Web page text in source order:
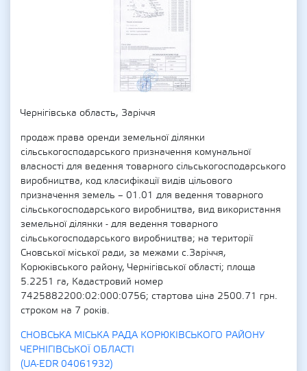
Чернігівська область, Заріччя
продаж права оренди земельної ділянки
сільськогосподарського призначення комунальної
власності для ведення товарного сільськогосподарського
виробництва, код класифікації видів цільового
призначення земель – 01.01 для ведення товарного
сільськогосподарського виробництва, вид використання
земельної ділянки - для ведення товарного
сільськогосподарського виробництва; на території
Сновської міської ради, за межами с.Заріччя,
Корюківського району, Чернігівської області; площа
5.2251 га, Кадастровий номер
7425882200:02:000:0756; стартова ціна 2500.71 грн.
строком на 7 років.
СНОВСЬКА МІСЬКА РАДА КОРЮКІВСЬКОГО РАЙОНУ
ЧЕРНІГІВСЬКОЇ ОБЛАСТІ
(UA-EDR 04061932)